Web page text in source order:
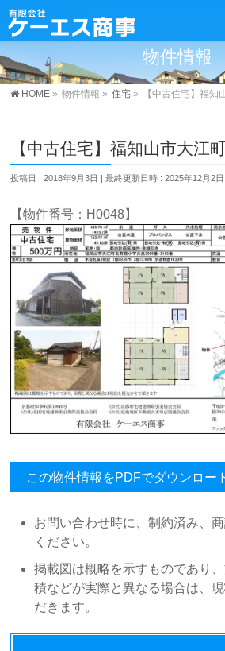
物件情報
HOME » 物件情報 » 住宅 » 【中古住宅】福知
【中古住宅】福知山市大江
投稿日 : 2018年9月3日 最終更新日時 : 2025年12月2日
【物件番号：H0048】
この物件情報をPDFでダウンロー
お問い合わせ時に、制約済み、
ください。
掲載図は概略を示すものであり
積などが実際と異なる場合は、
だきます。